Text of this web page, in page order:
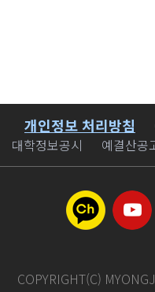
바로가기
개인정보 처리방침
대학정보공시
예결산공
COPYRIGHT(C)